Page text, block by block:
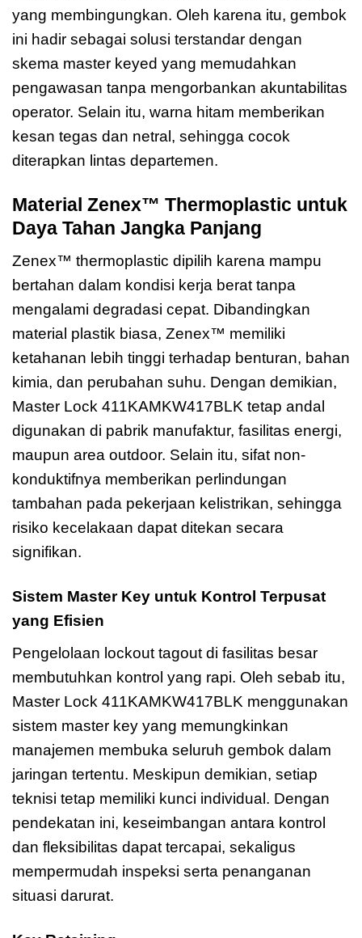
yang membingungkan. Oleh karena itu, gembok
ini hadir sebagai solusi terstandar dengan
skema master keyed yang memudahkan
pengawasan tanpa mengorbankan akuntabilitas
operator. Selain itu, warna hitam memberikan
kesan tegas dan netral, sehingga cocok
diterapkan lintas departemen.
Material Zenex™ Thermoplastic untuk
Daya Tahan Jangka Panjang
Zenex™ thermoplastic dipilih karena mampu
bertahan dalam kondisi kerja berat tanpa
mengalami degradasi cepat. Dibandingkan
material plastik biasa, Zenex™ memiliki
ketahanan lebih tinggi terhadap benturan, bahan
kimia, dan perubahan suhu. Dengan demikian,
Master Lock 411KAMKW417BLK tetap andal
digunakan di pabrik manufaktur, fasilitas energi,
maupun area outdoor. Selain itu, sifat non-
konduktifnya memberikan perlindungan
tambahan pada pekerjaan kelistrikan, sehingga
risiko kecelakaan dapat ditekan secara
signifikan.
Sistem Master Key untuk Kontrol Terpusat
yang Efisien
Pengelolaan lockout tagout di fasilitas besar
membutuhkan kontrol yang rapi. Oleh sebab itu,
Master Lock 411KAMKW417BLK menggunakan
sistem master key yang memungkinkan
manajemen membuka seluruh gembok dalam
jaringan tertentu. Meskipun demikian, setiap
teknisi tetap memiliki kunci individual. Dengan
pendekatan ini, keseimbangan antara kontrol
dan fleksibilitas dapat tercapai, sekaligus
mempermudah inspeksi serta penanganan
situasi darurat.